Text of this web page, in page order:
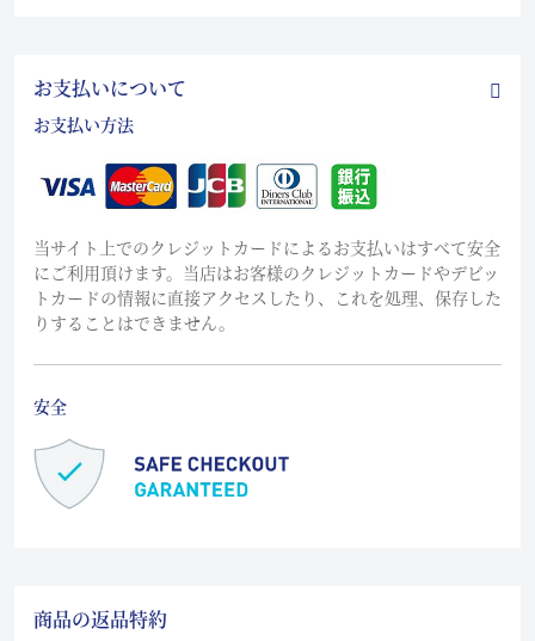
お支払いについて
お支払い方法
当サイト上でのクレジットカードによるお支払いはすべて安全
にご利用頂けます。当店はお客様のクレジットカードやデビッ
トカードの情報に直接アクセスしたり、これを処理、保存した
りすることはできません。
安全
商品の返品特約